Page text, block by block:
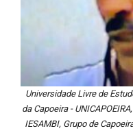
Universidade Livre de
da Capoeira -
IESAMBI, Grupo de